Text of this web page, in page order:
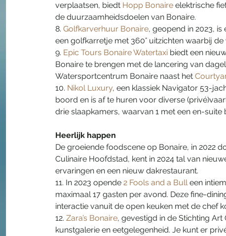
verplaatsen, biedt Hopp Bonaire elektrische
de duurzaamheidsdoelen van Bonaire.
8. Golfkarverhuur Bonaire, geopend in 2023,
een golfkarretje met 360° uitzichten waarbij
9. Epic Tours Bonaire Watertaxi biedt een
Bonaire te brengen met de lancering van
Watersportcentrum Bonaire naast het
10. Nikol Luxury, een klassiek Navigator 53-
boord en is af te huren voor diverse
drie slaapkamers, waarvan 1 met een en-suite
Heerlijk happen
De groeiende foodscene op Bonaire, in 2022
Culinaire Hoofdstad, kent in 2024 tal van
ervaringen en een nieuw dakrestaurant.
11. In 2023 opende 2 Fools and a Bull een
maximaal 17 gasten per avond. Deze fine-
interactie vanuit de open keuken met de chef
12. Zara’s Bonaire, gevestigd in de Stichting Art
kunstgalerie en eetgelegenheid. Je kunt er